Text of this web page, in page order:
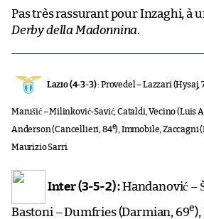
Pas très rassurant pour Inzaghi, à
Derby della Madonnina.
Lazio (4-3-3): Provedel – Lazzari (Hysaj,
Marušić – Milinković-Savić, Cataldi, Vecino (Luis
Anderson (Cancellieri, 84e), Immobile, Zaccagni
Maurizio Sarri.
Inter (3-5-2) :Handanović –
Bastoni – Dumfries (Darmian, 69e